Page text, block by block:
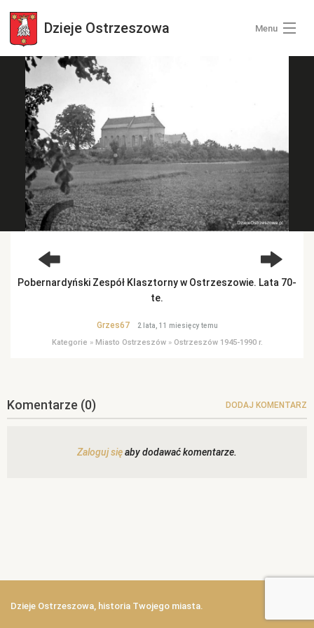
Dzieje Ostrzeszowa Menu
Wszystkie zdjęcia
Kategorie zdjęć
Zaloguj się
+ Dodaj zdjęcia
Pobernardyński Zespół Klasztorny w Ostrzeszowie. Lata 70-
te.
Grzes67 2 lata, 11 miesięcy temu
Kategorie » Miasto Ostrzeszów» Ostrzeszów 1945-1990 r.
Komentarze (0) DODAJ KOMENTARZ
Zaloguj sięaby dodawać komentarze.
Dzieje Ostrzeszowa, historia Twojego miasta.